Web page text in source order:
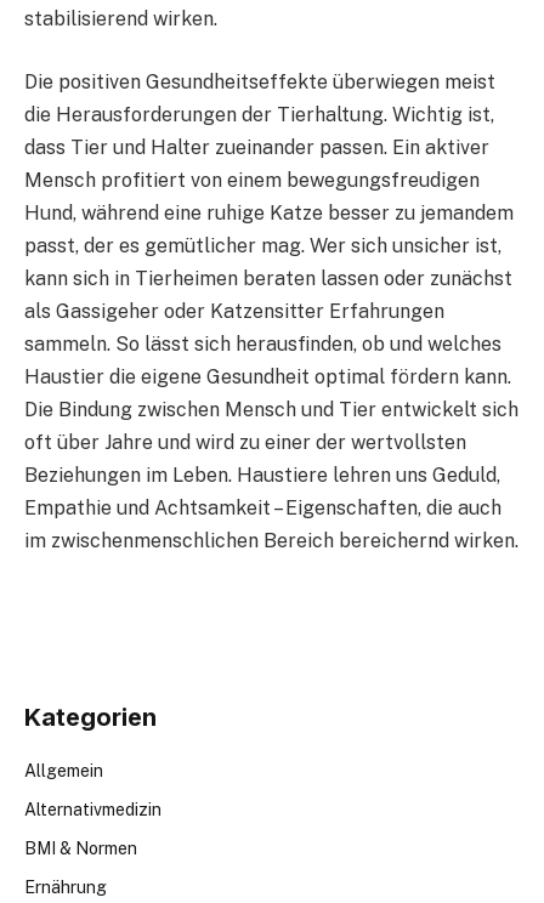
stabilisierend wirken.
Die positiven Gesundheitseffekte überwiegen meist
die Herausforderungen der Tierhaltung. Wichtig ist,
dass Tier und Halter zueinander passen. Ein aktiver
Mensch profitiert von einem bewegungsfreudigen
Hund, während eine ruhige Katze besser zu jemandem
passt, der es gemütlicher mag. Wer sich unsicher ist,
kann sich in Tierheimen beraten lassen oder zunächst
als Gassigeher oder Katzensitter Erfahrungen
sammeln. So lässt sich herausfinden, ob und welches
Haustier die eigene Gesundheit optimal fördern kann.
Die Bindung zwischen Mensch und Tier entwickelt sich
oft über Jahre und wird zu einer der wertvollsten
Beziehungen im Leben. Haustiere lehren uns Geduld,
Empathie und Achtsamkeit – Eigenschaften, die auch
im zwischenmenschlichen Bereich bereichernd wirken.
Kategorien
Allgemein
Alternativmedizin
BMI & Normen
Ernährung